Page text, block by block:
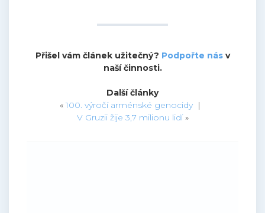
Přišel vám článek užitečný? Podpořte násv
naší činnosti.
Další články
«100. výročí arménské genocidy |
V Gruzii žije 3,7 milionu lidí»